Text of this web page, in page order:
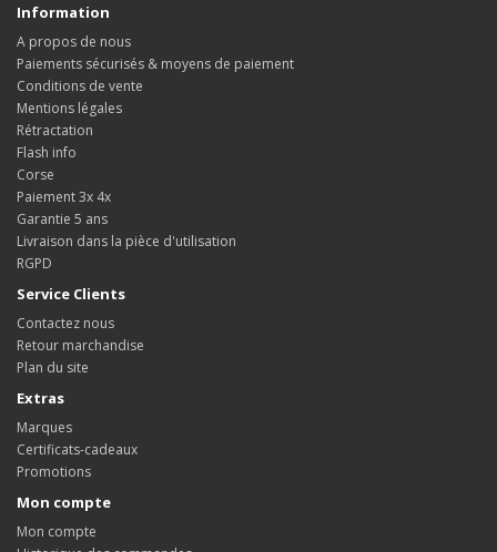
Information
A propos de nous
Paiements sécurisés & moyens de paiement
Conditions de vente
Mentions légales
Rétractation
Flash info
Corse
Paiement 3x 4x
Garantie 5 ans
Livraison dans la pièce d'utilisation
RGPD
Service Clients
Contactez nous
Retour marchandise
Plan du site
Extras
Marques
Certificats-cadeaux
Promotions
Mon compte
Mon compte